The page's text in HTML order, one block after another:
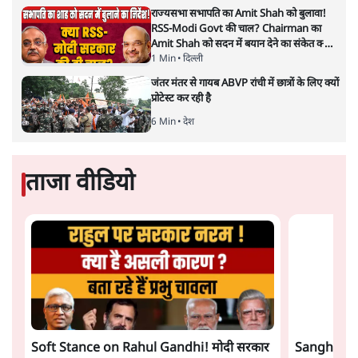
राज्यसभा सभापति का Amit Shah को बुलावा!
RSS-Modi Govt की चाल? Chairman का
Amit Shah को सदन में बयान देने का संकेत क्यों?
Senior journalist Vinod Agnihotri ने इसे
Modi Government और RSS की संभावित
strategy से जोड़कर बड़ा सवाल उठाया है।
1 Min• दिल्ली
जंतर मंतर से गायब ABVP रांची में छात्रों के लिए क्यों
प्रोटेस्ट कर रही है
6 Min• देश
ताजा वीडियो
Soft Stance on Rahul Gandhi! मोदी सरकार
Sangh